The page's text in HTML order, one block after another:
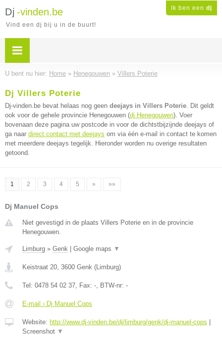
Ik ben een dj
Dj -vinden.be
Vind een dj bij u in de buurt!
U bent nu hier: Home » Henegouwen » Villers Poterie
Dj Villers Poterie
Dj-vinden.be bevat helaas nog geen deejays in Villers Poterie. Dit geldt
ook voor de gehele provincie Henegouwen (dj Henegouwen). Voer
bovenaan deze pagina uw postcode in voor de dichtstbijzijnde deejays of
ga naar direct contact met deejays om via één e-mail in contact te komen
met meerdere deejays tegelijk. Hieronder worden nu overige resultaten
getoond.
1 2 3 4 5 » »»
Dj Manuel Cops
Niet gevestigd in de plaats Villers Poterie en in de provincie
Henegouwen.
Limburg » Genk Google maps ▼
Keistraat 20, 3600 Genk (Limburg)
Tel: 0478 54 02 37, Fax: -, BTW-nr: -
E-mail › Dj Manuel Cops
Website: http://www.dj-vinden.be/dj/limburg/genk/dj-manuel-cops
Screenshot ▼